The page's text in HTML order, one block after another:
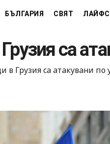
БЪЛГАРИЯ СВЯТ
са
в Грузия са атакувани по